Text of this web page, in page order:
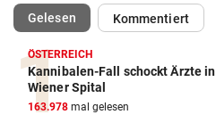
Gelesen(ausgewählt)Kommentiert
ÖSTERREICH
Kannibalen-Fall schockt Ärzte in
Wiener Spital
163.978 mal gelesen